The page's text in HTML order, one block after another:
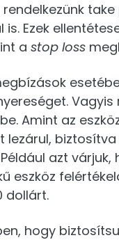
rendelkezünk
Ezek
a stop loss
Vagyis
Amint az
lezárul,
azt várjuk,
eszköz
dollárt.
hogy